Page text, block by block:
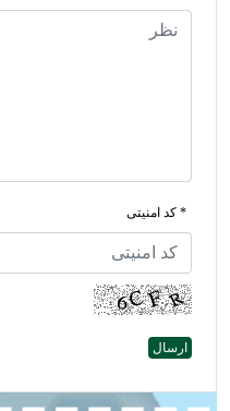
* کد امنیتی